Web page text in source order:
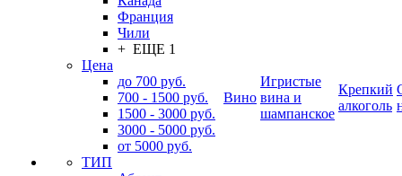
Франция
Чили
+ ЕЩЕ 1
Цена
до 700 руб.
700 - 1500 руб.
1500 - 3000 руб.
3000 - 5000 руб.
от 5000 руб.
ТИП
Вино
Игристые
вина и
шампанское
Крепкий
алкоголь